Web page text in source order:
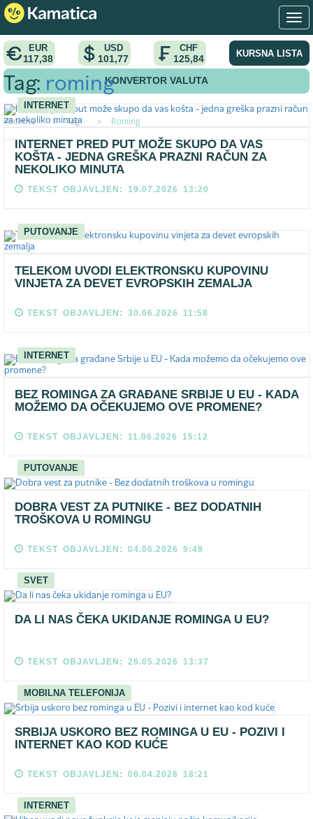
EUR
117,38
USD
101,77
CHF
125,84 KURSNA LISTA
KONVERTOR VALUTA
Pocetna > Tag > Roming
Tag: roming
INTERNET
INTERNET PRED PUT MOŽE SKUPO DA VAS
KOŠTA - JEDNA GREŠKA PRAZNI RAČUN ZA
NEKOLIKO MINUTA
TEKST OBJAVLJEN: 19.07.2026 13:20
PUTOVANJE
TELEKOM UVODI ELEKTRONSKU KUPOVINU
VINJETA ZA DEVET EVROPSKIH ZEMALJA
TEKST OBJAVLJEN: 30.06.2026 11:58
INTERNET
BEZ ROMINGA ZA GRAĐANE SRBIJE U EU - KADA
MOŽEMO DA OČEKUJEMO OVE PROMENE?
TEKST OBJAVLJEN: 11.06.2026 15:12
PUTOVANJE
DOBRA VEST ZA PUTNIKE - BEZ DODATNIH
TROŠKOVA U ROMINGU
TEKST OBJAVLJEN: 04.06.2026 9:49
SVET
DA LI NAS ČEKA UKIDANJE ROMINGA U EU?
TEKST OBJAVLJEN: 26.05.2026 13:37
MOBILNA TELEFONIJA
SRBIJA USKORO BEZ ROMINGA U EU - POZIVI I
INTERNET KAO KOD KUĆE
TEKST OBJAVLJEN: 06.04.2026 18:21
INTERNET